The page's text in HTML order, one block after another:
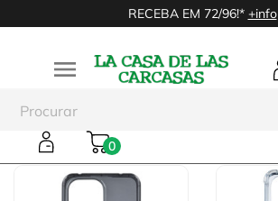
RECEBA EM 72/96!* +info

0 Xiaomi Mi 11 Lite